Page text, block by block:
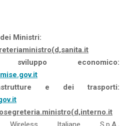
Ministri:
economico:
e dei trasporti: